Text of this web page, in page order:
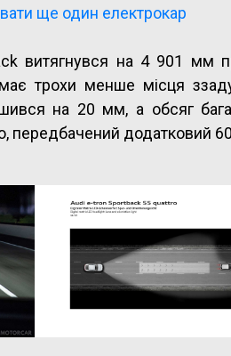
ще один електрокар
витягнувся на 4 901 мм
трохи менше місця
на 20 мм, а обсяг
передбачений додатковий